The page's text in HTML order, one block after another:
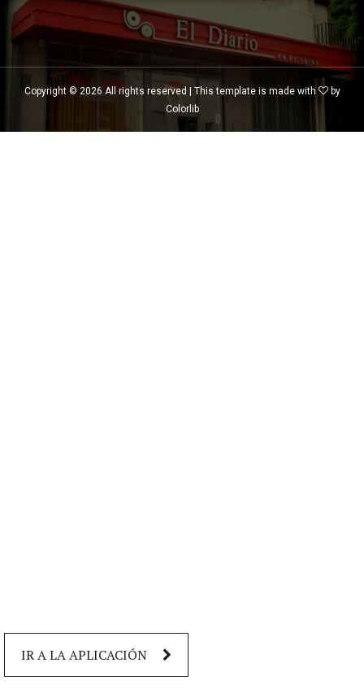
IR A LA APLICACIÓN
Copyright © 2026 All rights reserved | This template is made with
by
Colorlib